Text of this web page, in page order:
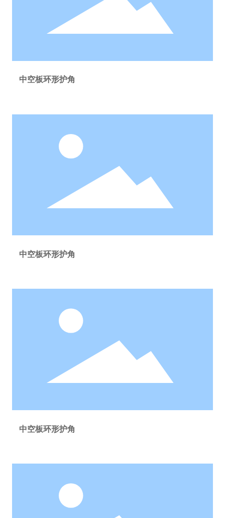
中空板环形护角
中空板环形护角
中空板环形护角